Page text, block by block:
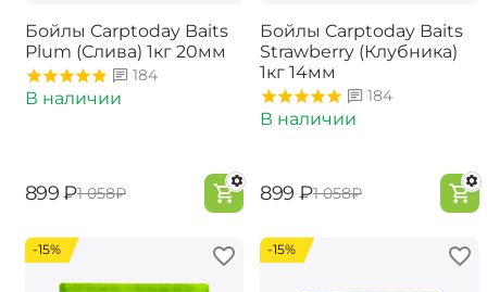
Бойлы Carptoday Baits
Plum (Слива) 1кг 20мм
184
В наличии
‍899‍ ₽‍1 058‍₽
Бойлы Carptoday Baits
Strawberry (Клубника)
1кг 14мм
184
В наличии
‍899‍ ₽‍1 058‍₽
-15% -15%